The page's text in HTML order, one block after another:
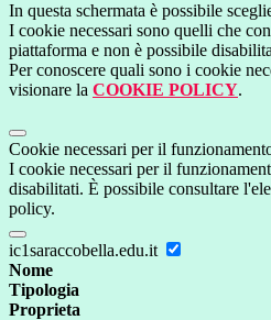
In questa schermata è possibile
I cookie necessari sono quelli che
piattaforma e non è possibile
Per conoscere quali sono i cookie
visionare la COOKIE POLICY.
Cookie necessari per il
I cookie necessari per il
disabilitati. È possibile consultare
policy.
ic1saraccobella.edu.it
Nome
Tipologia
Proprieta